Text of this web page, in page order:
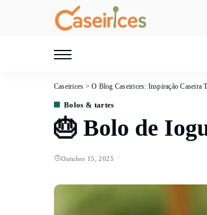
Caseirices >O Blog Caseirices: Inspiração Caseira
Bolos & tartes
🎂 Bolo de
Outubro 15, 2025